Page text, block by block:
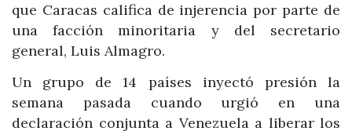
que Caracas califica de injerencia por parte de
una facción minoritaria y del secretario
general, Luis Almagro.
Un grupo de 14 países inyectó presión la
semana pasada cuando urgió en una
declaración conjunta a Venezuela a liberar los